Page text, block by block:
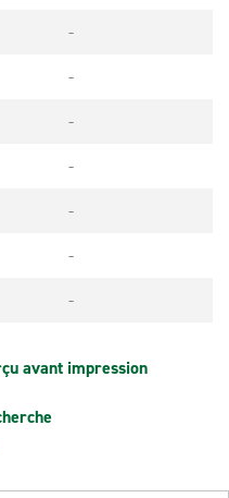
-
-
-
-
-
-
-
avant impression